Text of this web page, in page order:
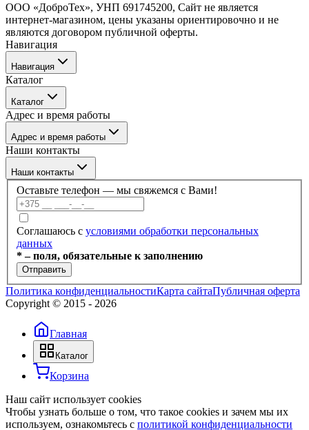
ООО «ДоброТех», УНП 691745200, Cайт не является
интернет-магазином, цены указаны ориентировочно и не
являются договором публичной оферты.
Навигация
Навигация
Бренды
О компании
Покупателю
Контакты
Блог
Каталог
Каталог
Каталог
Услуги
Адрес и время работы
Адрес и время работы
г. Минск, ул. Филимонова 55/3, каб 309а
Пн–Пт: 09:00–17:30
Наши контакты
Наши контакты
+375 (17) 336-59-98
+375 (29) 686-60-22
+375 (44) 703-66-40
info@dobroteh.by
Оставьте телефон — мы свяжемся с Вами!
Соглашаюсь с условиями обработки персональных
данных
* – поля, обязательные к заполнению
Отправить
Политика конфиденциальностиКарта сайтаПубличная оферта
Copyright © 2015 - 2026
Главная
Каталог
Корзина
Наш сайт использует cookies
Чтобы узнать больше о том, что такое cookies и зачем мы их
используем, ознакомьтесь с политикой конфиденциальности